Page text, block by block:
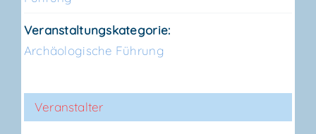
Veranstaltungskategorie:
Archäologische Führung
Veranstalter